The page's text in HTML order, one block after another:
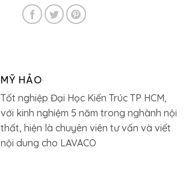
MỸ HẢO
Tốt nghiệp Đại Học Kiến Trúc TP HCM,
với kinh nghiệm 5 năm trong nghành nội
thất, hiện là chuyên viên tư vấn và viết
nội dung cho LAVACO